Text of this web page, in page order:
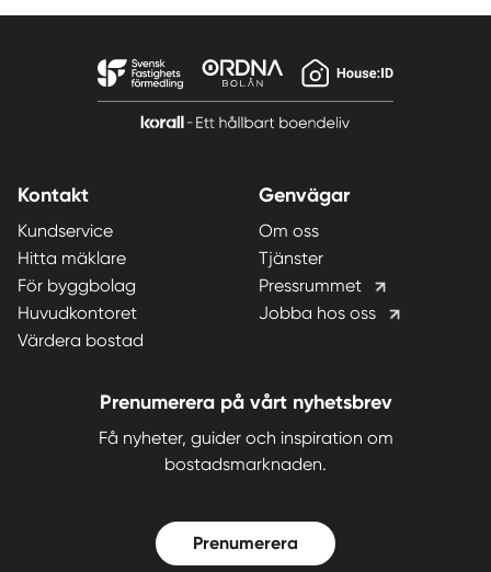
Kontakt
Kundservice
Hitta mäklare
För byggbolag
Huvudkontoret
Värdera bostad
Genvägar
Om oss
Tjänster
Pressrummet
Jobba hos oss
Prenumerera på vårt nyhetsbrev
Få nyheter, guider och inspiration om
bostadsmarknaden.
Prenumerera